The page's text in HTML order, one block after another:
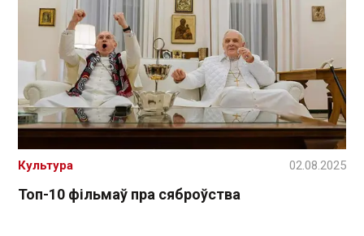
Топ-10 фільмаў пра сяброўства
Культура 02.08.2025